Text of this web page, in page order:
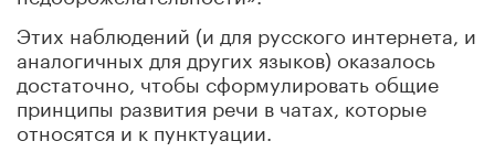
Этих наблюдений (и для русского интернета, и
аналогичных для других языков) оказалось
достаточно, чтобы сформулировать общие
принципы развития речи в чатах, которые
относятся и к пунктуации.